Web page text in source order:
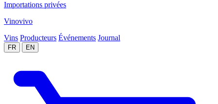
Importations privées
Vinovivo
Vins Producteurs Événements Journal
FR EN